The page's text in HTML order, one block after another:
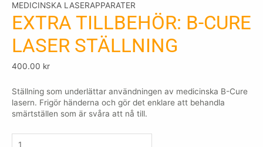
MEDICINSKA LASERAPPARATER
EXTRA TILLBEHÖR: B-CURE
LASER STÄLLNING
400.00 kr
Ställning som underlättar användningen av medicinska B-Cure
lasern. Frigör händerna och gör det enklare att behandla
smärtställen som är svåra att nå till.